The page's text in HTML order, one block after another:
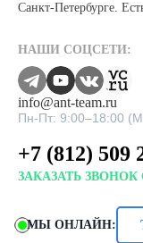
Санкт-Петербурге.
НАШИ СОЦСЕТИ:
info@ant-team.ru
Пн-Пт: 9:00–18:00
+7 (812) 509
ЗАКАЗАТЬ ЗВОНОК
МЫ ОНЛАЙН: